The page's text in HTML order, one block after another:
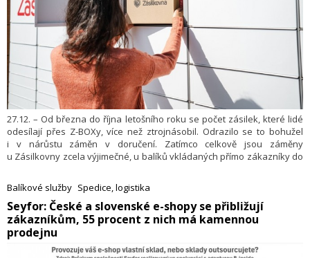
27.12. – Od března do října letošního roku se počet zásilek, které lidé
odesílají přes Z-BOXy, více než ztrojnásobil. Odrazilo se to bohužel
i v nárůstu záměn v doručení. Zatímco celkově jsou záměny
u Zásilkovny zcela výjimečné, u balíků vkládaných přímo zákazníky do
procesy, které tuto službu rychle vrátí na úroveň, díky které si ji
zákazníci oblíbili. Zásilkovna to uvedla minulý týden v tiskové zprávě.
Balíkové služby Spedice, logistika
​Seyfor: České a slovenské e-shopy se přibližují
zákazníkům, 55 procent z nich má kamennou
prodejnu